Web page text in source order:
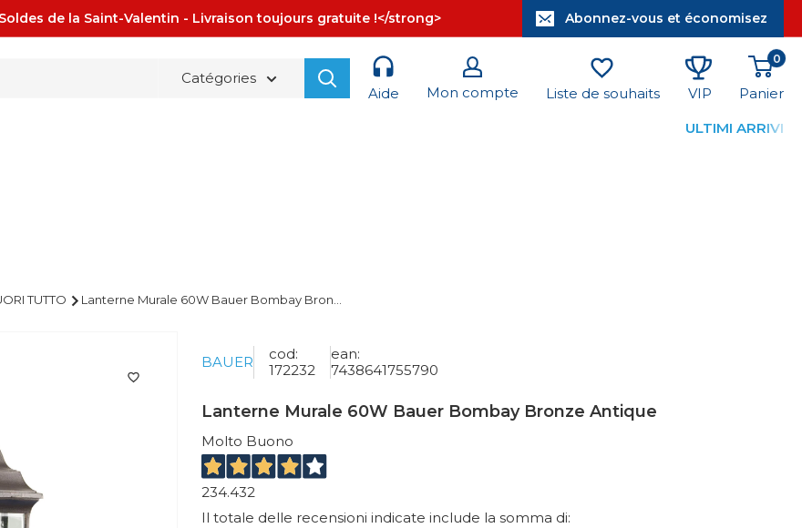
de la Saint-Valentin - Livraison toujours gratuite !</strong> Abonnez-vous et économisez
Catégories
Aide
Mon compte Liste de souhaits VIP
0
Panier
ULTIMI ARRIVI
TUTTO Lanterne Murale 60W Bauer Bombay Bron...
BAUER
cod:
172232
ean:
7438641755790
Lanterne Murale 60W Bauer Bombay Bronze Antique
Molto Buono
234.432
Il totale delle recensioni indicate include la somma di: